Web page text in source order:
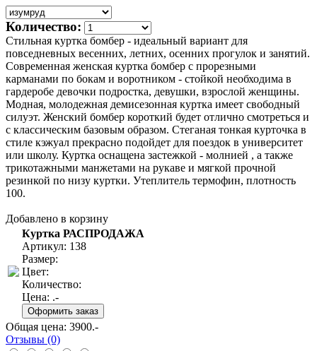
Количество:
Стильная куртка бомбер - идеальный вариант для
повседневных весенних, летних, осенних прогулок и занятий.
Современная женская куртка бомбер с прорезными
карманами по бокам и воротником - стойкой необходима в
гардеробе девочки подростка, девушки, взрослой женщины.
Модная, молодежная демисезонная куртка имеет свободный
силуэт. Женский бомбер короткий будет отлично смотреться и
с классическим базовым образом. Стеганая тонкая курточка в
стиле кэжуал прекрасно подойдет для поездок в университет
или школу. Куртка оснащена застежкой - молнией , а также
трикотажными манжетами на рукаве и мягкой прочной
резинкой по низу куртки. Утеплитель термофин, плотность
100.
Добавлено в корзину
Куртка РАСПРОДАЖА
Артикул: 138
Размер:
Цвет:
Количество:
Цена: .-
Общая цена: 3900.-
Отзывы (0)